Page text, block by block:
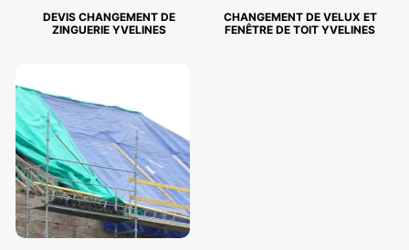
DEVIS CHANGEMENT DE
ZINGUERIE YVELINES
CHANGEMENT DE VELUX ET
FENÊTRE DE TOIT YVELINES